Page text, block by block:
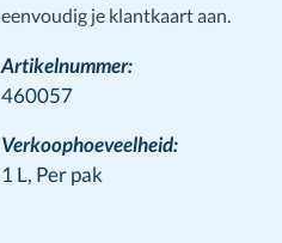
eenvoudig je klantkaart aan.
Artikelnummer:
460057
Verkoophoeveelheid:
1 L, Per pak